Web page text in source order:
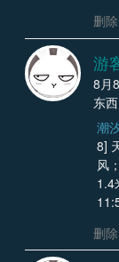
删除
游
8月
东西
潮
8]
风
1.4
删除